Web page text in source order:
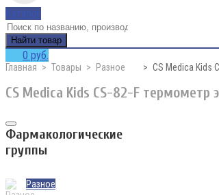
Каталог
Найти товар
0 руб.
Главная Товары Разное CS Medica Kids
CS Medica Kids CS-82-F термометр
Фармакологические
группы
Разное